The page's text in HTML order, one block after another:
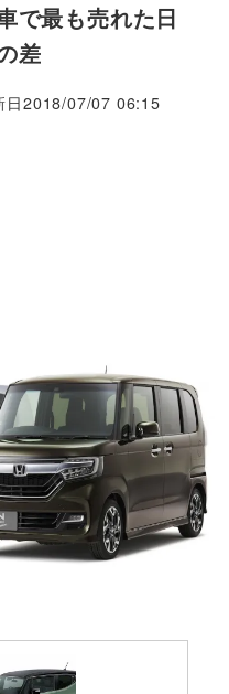
で最も売れた日
差
日2018/07/07 06:15